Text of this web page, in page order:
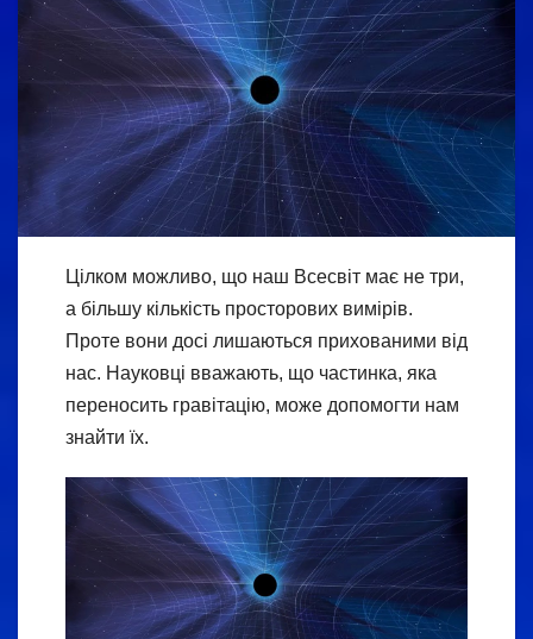
Цілком можливо, що наш Всесвіт має не три,
а більшу кількість просторових вимірів.
Проте вони досі лишаються прихованими від
нас. Науковці вважають, що частинка, яка
переносить гравітацію, може допомогти нам
знайти їх.